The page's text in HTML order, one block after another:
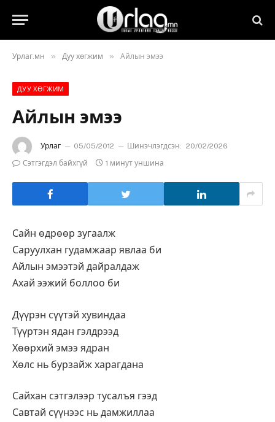
Урлаг.мн » Дуу хөгжим » Айлын эмээ
ДУУ ХӨГЖИМ
Айлын эмээ
Урлаг 05/05/2012 Шинэчлэгдсэн: 20/02/2026
Сэтгэгдэл байхгүй
1 минут уншина
Сайн өдрөөр зугаалж
Саруулхан гудамжаар явлаа би
Айлын эмээтэй дайралдаж
Ахай ээжий боллоо би
Дүүрэн сүүтэй хувиндаа
Түүртэн ядан гэлдрээд
Хөөрхий эмээ ядран
Хөлс нь бурзайж харагдана
Сайхан сэтгэлээр тусалъя гээд
Савтай сүүнээс нь дамжиллаа